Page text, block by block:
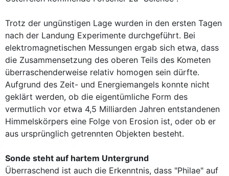
Trotz der ungünstigen Lage wurden in den ersten Tagen
nach der Landung Experimente durchgeführt. Bei
elektromagnetischen Messungen ergab sich etwa, dass
die Zusammensetzung des oberen Teils des Kometen
überraschenderweise relativ homogen sein dürfte.
Aufgrund des Zeit- und Energiemangels konnte nicht
geklärt werden, ob die eigentümliche Form des
vermutlich vor etwa 4,5 Milliarden Jahren entstandenen
Himmelskörpers eine Folge von Erosion ist, oder ob er
aus ursprünglich getrennten Objekten besteht.
Sonde steht auf hartem Untergrund
Überraschend ist auch die Erkenntnis, dass "Philae" auf